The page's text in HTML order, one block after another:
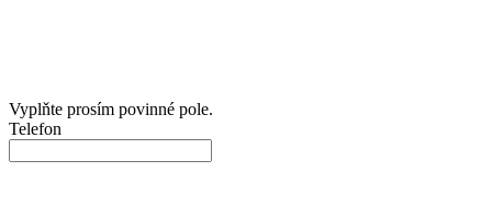
Vyplňte prosím povinné pole.
Telefon